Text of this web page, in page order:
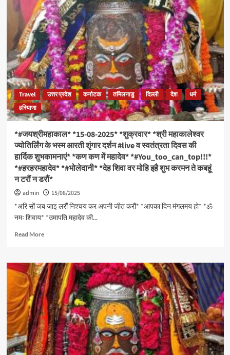
से
मिले
चीनी
विदेश
मंत्री
वांग
यी-
भारत
के
पास
जबरदस्त
मिसाइलें-
विपक्ष
के
उपराष्ट्रपति
पद
उम्मीदवार
के
नाम
ऐलान*
*18-
08-
2025*
*सोमवार*
*श्री
महाकालेश्वर
ज्योतिर्लिंग
के
भस्म
आरती
शृंगार
दर्शन
#live
हार्दिक
शुभकामनाएं*
*कण
कण
में
*#You_too_can_top!!!*
Travel उत्तर प्रदेश कर्नाटक तमिलनाडु दिल्ली देश
धर्म
हरियाणा
*#जयश्रीमहाकाल* *15-08-2025* *शुक्रवार* *श्री महाकालेश्वर
ज्योतिर्लिंग के भस्म आरती शृंगार दर्शन #live व स्वतंत्रता दिवस की
हार्दिक शुभकामनाएं* *कण कण में महादेव* *#You_too_can_top!!!*
*#हरहरमहादेव* *#भोलेदानी* *देह शिवा वर मोहि इहै शुभ करमन ते कबहूं
न टरौं न डरौं*
admin
15/08/2025
*अरि सों जब जाइ लरौं निश्चय कर अपनी जीत करौं* *आपका दिन मंगलमय हो* *ॐ
नमः शिवाय* *उमापति महादेव की...
Read MoreRead
*#जयश्रीमहाकाल*
*15-
08-
2025*
*शुक्रवार*
*श्री
महाकालेश्वर
ज्योतिर्लिंग
के
भस्म